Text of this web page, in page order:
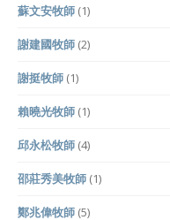
蘇文安牧師 (1)
謝建國牧師 (2)
謝挺牧師 (1)
賴曉光牧師 (1)
邱永松牧師 (4)
邵莊秀美牧師 (1)
鄭兆偉牧師 (5)